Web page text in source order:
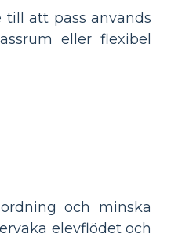
till att pass används
eller flexibel
och minska
elevflödet och